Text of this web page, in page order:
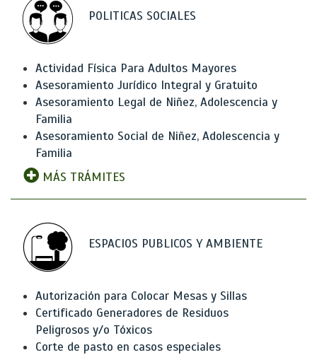
POLITICAS SOCIALES
Actividad Física Para Adultos Mayores
Asesoramiento Jurídico Integral y Gratuito
Asesoramiento Legal de Niñez, Adolescencia y
Familia
Asesoramiento Social de Niñez, Adolescencia y
Familia
MÁS TRÁMITES
ESPACIOS PUBLICOS Y AMBIENTE
Autorización para Colocar Mesas y Sillas
Certificado Generadores de Residuos
Peligrosos y/o Tóxicos
Corte de pasto en casos especiales